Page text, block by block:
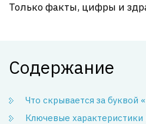
Только факты, цифры и
Содержание
Что скрывается за буквой
Ключевые характеристики